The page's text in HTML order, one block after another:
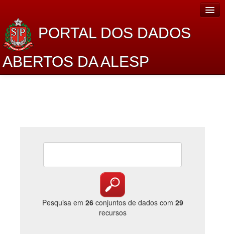
PORTAL DOS DADOS
ABERTOS DA ALESP
Lei de Acesso à Informação
Catálogo de dados
Pesquisa em 26conjuntos de dados com 29
recursos